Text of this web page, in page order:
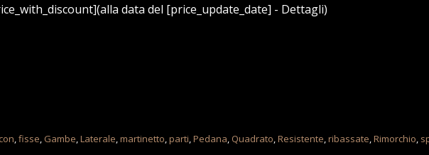
data del [price_update_date] - Dettagli)
con,fisse, Gambe,Laterale,martinetto,parti,Pedana, Quadrato,Resistente,ribassate,Rimorchio,